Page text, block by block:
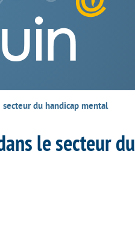
secteur du handicap mental
le secteur du